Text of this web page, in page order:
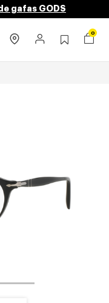
gafas GODS
0